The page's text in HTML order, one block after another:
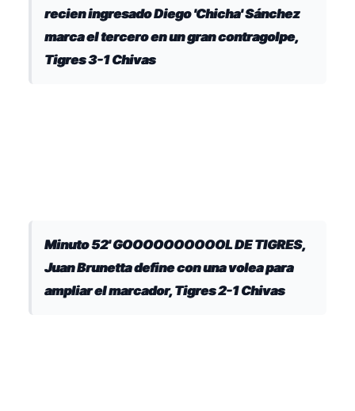
recien ingresado Diego 'Chicha' Sánchez
marca el tercero en un gran contragolpe,
Tigres 3-1 Chivas
Minuto 52' GOOOOOOOOOOL DE TIGRES,
Juan Brunetta define con una volea para
ampliar el marcador, Tigres 2-1 Chivas